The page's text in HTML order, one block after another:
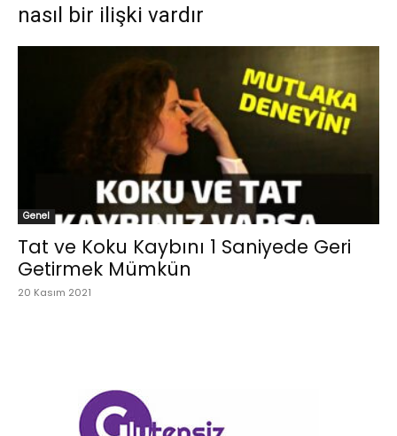
nasıl bir ilişki vardır
Genel
Tat ve Koku Kaybını 1 Saniyede Geri
Getirmek Mümkün
20 Kasım 2021